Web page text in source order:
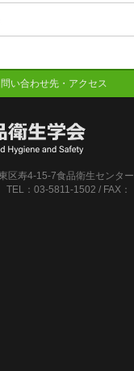
問い合わせ先・アクセス
寿4-15-7食品衛生センター
1502 / FAX：